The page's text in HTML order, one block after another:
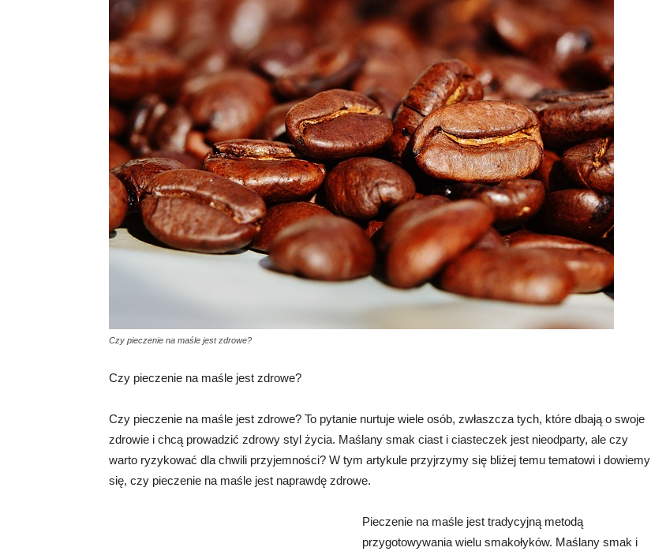
Czy pieczenie na maśle jest zdrowe?
Czy pieczenie na maśle jest zdrowe?
Czy pieczenie na maśle jest zdrowe? To pytanie nurtuje wiele osób, zwłaszcza tych, które dbają o swoje
zdrowie i chcą prowadzić zdrowy styl życia. Maślany smak ciast i ciasteczek jest nieodparty, ale czy
warto ryzykować dla chwili przyjemności? W tym artykule przyjrzymy się bliżej temu tematowi i dowiemy
się, czy pieczenie na maśle jest naprawdę zdrowe.
Pieczenie na maśle jest tradycyjną metodą
przygotowywania wielu smakołyków. Maślany smak i